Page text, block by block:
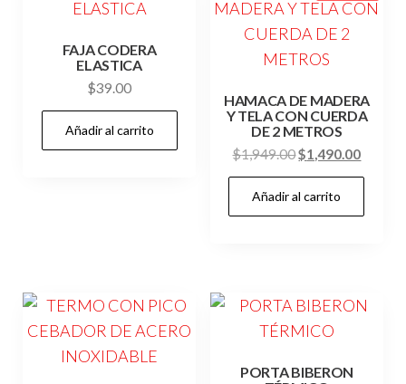
FAJA CODERA
ELASTICA
$39.00
Añadir al carrito
HAMACA DE MADERA
Y TELA CON CUERDA
DE 2 METROS
$1,949.00El
precio
original
era:
$1,490.00El
precio
es:
Añadir al carrito
PORTA BIBERON